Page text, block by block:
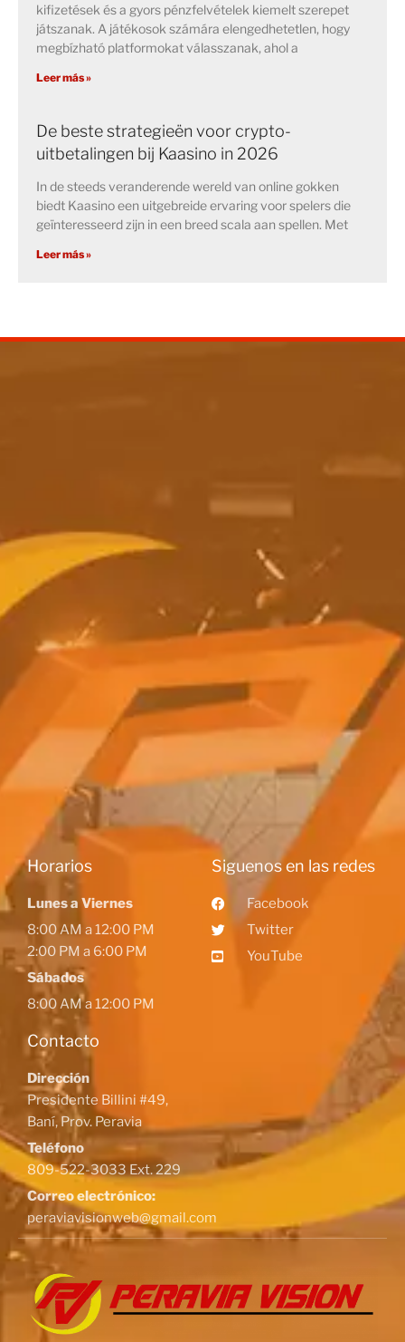
kifizetések és a gyors pénzfelvételek kiemelt szerepet
játszanak. A játékosok számára elengedhetetlen, hogy
megbízható platformokat válasszanak, ahol a
Leer más »
De beste strategieën voor crypto-
uitbetalingen bij Kaasino in 2026
In de steeds veranderende wereld van online gokken
biedt Kaasino een uitgebreide ervaring voor spelers die
geïnteresseerd zijn in een breed scala aan spellen. Met
Leer más »
Horarios
Lunes a Viernes
8:00 AM a 12:00 PM
2:00 PM a 6:00 PM
Sábados
8:00 AM a 12:00 PM
Contacto
Dirección
Presidente Billini #49,
Baní, Prov. Peravia
Teléfono
809-522-3033 Ext. 229
Correo electrónico:
peraviavisionweb@gmail.com
Siguenos en las redes
Facebook
Twitter
YouTube